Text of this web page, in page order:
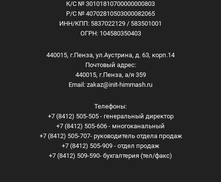
К/С № 30101810700000000803
Р/С № 40702810503000082065
ИНН/КПП: 5837022129 / 583501001
ОГРН: 104580350403
440015, г.Пенза, ул.Аустрина, д. 63, корп.14
Почтовый адрес:
440015, г.Пенза, а/я 359
Email: zakaz@init-himmash.ru
Телефоны:
+7 (8412) 505-505 - генеральный директор
+7 (8412) 505-606 - многоканальный
+7 (8412) 505-707- руководитель отдела продаж
+7 (8412) 505-909 - отдел продаж
+7 (8412) 509-590- бухгалтерия (тел/факс)